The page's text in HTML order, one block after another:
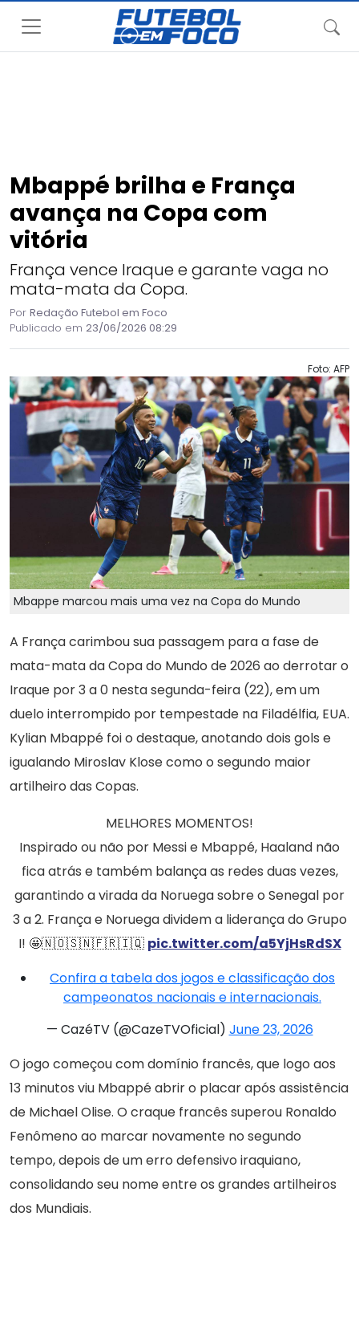
Mbappé brilha e França
avança na Copa com
vitória
França vence Iraque e garante vaga no
mata-mata da Copa.
Por Redação Futebol em Foco
Publicado em 23/06/2026 08:29
Foto: AFP
Mbappe marcou mais uma vez na Copa do Mundo
A França carimbou sua passagem para a fase de
mata-mata da Copa do Mundo de 2026 ao derrotar o
Iraque por 3 a 0 nesta segunda-feira (22), em um
duelo interrompido por tempestade na Filadélfia, EUA.
Kylian Mbappé foi o destaque, anotando dois gols e
igualando Miroslav Klose como o segundo maior
artilheiro das Copas.
MELHORES MOMENTOS!
Inspirado ou não por Messi e Mbappé, Haaland não
fica atrás e também balança as redes duas vezes,
garantindo a virada da Noruega sobre o Senegal por
3 a 2. França e Noruega dividem a liderança do Grupo
I! 🤩🇳🇴🇸🇳🇫🇷🇮🇶 pic.twitter.com/a5YjHsRdSX
Confira a tabela dos jogos e classificação dos
campeonatos nacionais e internacionais.
— CazéTV (@CazeTVOficial) June 23, 2026
O jogo começou com domínio francês, que logo aos
13 minutos viu Mbappé abrir o placar após assistência
de Michael Olise. O craque francês superou Ronaldo
Fenômeno ao marcar novamente no segundo
tempo, depois de um erro defensivo iraquiano,
consolidando seu nome entre os grandes artilheiros
dos Mundiais.